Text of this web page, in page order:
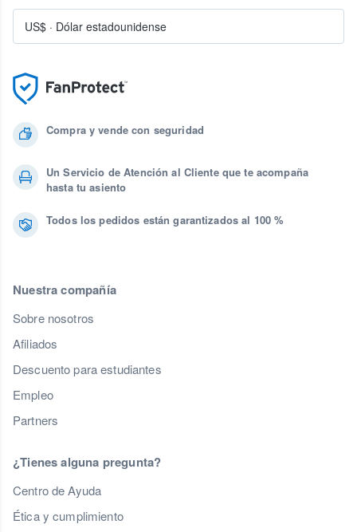
Compra y vende con seguridad
Un Servicio de Atención al Cliente que te acompaña
hasta tu asiento
Todos los pedidos están garantizados al 100 %
Nuestra compañía
Sobre nosotros
Afiliados
Descuento para estudiantes
Empleo
Partners
¿Tienes alguna pregunta?
Centro de Ayuda
Ética y cumplimiento
US$ · Dólar estadounidense